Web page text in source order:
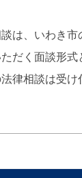
談は、いわき
だく面談形式
律相談は受け